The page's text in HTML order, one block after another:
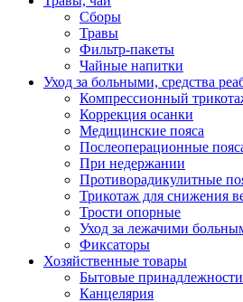
Сборы
Травы
Фильтр-пакеты
Чайные напитки
Уход за больными, средства
Компрессионный
Коррекция осанки
Медицинские пояса
Послеоперационные
При недержании
Противорадикулитные
Трикотаж для снижения
Трости опорные
Уход за лежачими
Фиксаторы
Хозяйственные товары
Бытовые принадлежности
Канцелярия